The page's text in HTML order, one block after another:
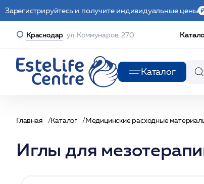
Зарегистрируйтесь и получите индивидуальные цены
Краснодар ул. Коммунаров, 270
Каталог
Главная Каталог Медицинские расходные
Иглы для